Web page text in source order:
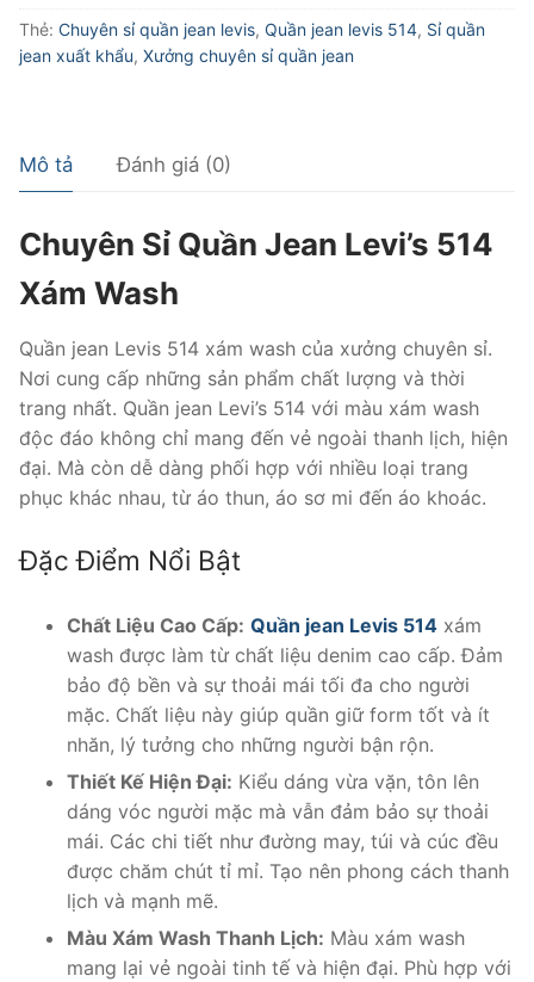
LEVIS
514
lượng
Thẻ: Chuyên sỉ quần jean levis, Quần jean levis 514, Sỉ quần
jean xuất khẩu, Xưởng chuyên sỉ quần jean
Mô tả Đánh giá (0)
Chuyên Sỉ Quần Jean Levi’s 514
Xám Wash
Quần jean Levis 514 xám wash của xưởng chuyên sỉ.
Nơi cung cấp những sản phẩm chất lượng và thời
trang nhất. Quần jean Levi’s 514 với màu xám wash
độc đáo không chỉ mang đến vẻ ngoài thanh lịch, hiện
đại. Mà còn dễ dàng phối hợp với nhiều loại trang
phục khác nhau, từ áo thun, áo sơ mi đến áo khoác.
Đặc Điểm Nổi Bật
Chất Liệu Cao Cấp: Quần jean Levis 514 xám
wash được làm từ chất liệu denim cao cấp. Đảm
bảo độ bền và sự thoải mái tối đa cho người
mặc. Chất liệu này giúp quần giữ form tốt và ít
nhăn, lý tưởng cho những người bận rộn.
Thiết Kế Hiện Đại: Kiểu dáng vừa vặn, tôn lên
dáng vóc người mặc mà vẫn đảm bảo sự thoải
mái. Các chi tiết như đường may, túi và cúc đều
được chăm chút tỉ mỉ. Tạo nên phong cách thanh
lịch và mạnh mẽ.
Màu Xám Wash Thanh Lịch: Màu xám wash
mang lại vẻ ngoài tinh tế và hiện đại. Phù hợp với